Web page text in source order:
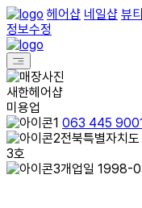
헤어샵 네일샵 뷰
정보수정
새한헤어샵
미용업
063 445
전북특별자치
3호
개업일 1998-